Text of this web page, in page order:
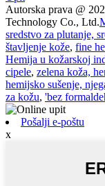
Autorska prava @
Technology Co., Ltd.
sredstvo za plutanje,
štavljenje kože, fine
Hemija u kožarskoj
cipele, zelena koža,
hemijsko sušenje,
za kožu, 'bez
Pošalji e-poštu
x